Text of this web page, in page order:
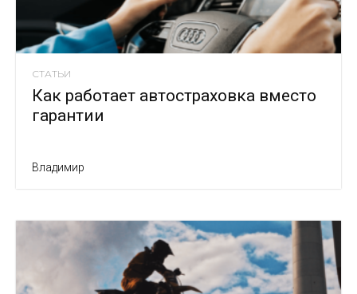
СТАТЬИ
Как работает автостраховка вместо
гарантии
Владимир